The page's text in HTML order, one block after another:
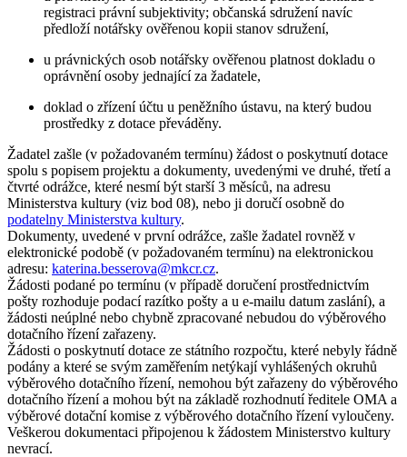
registraci právní subjektivity; občanská sdružení navíc
předloží notářsky ověřenou kopii stanov sdružení,
u právnických osob notářsky ověřenou platnost dokladu o
oprávnění osoby jednající za žadatele,
doklad o zřízení účtu u peněžního ústavu, na který budou
prostředky z dotace převáděny.
Žadatel zašle (v požadovaném termínu) žádost o poskytnutí dotace
spolu s popisem projektu a dokumenty, uvedenými ve druhé, třetí a
čtvrté odrážce, které nesmí být starší 3 měsíců, na adresu
Ministerstva kultury (viz bod 08), nebo ji doručí osobně do
podatelny Ministerstva kultury.
Dokumenty, uvedené v první odrážce, zašle žadatel rovněž v
elektronické podobě (v požadovaném termínu) na elektronickou
adresu: katerina.besserova@mkcr.cz.
Žádosti podané po termínu (v případě doručení prostřednictvím
pošty rozhoduje podací razítko pošty a u e-mailu datum zaslání), a
žádosti neúplné nebo chybně zpracované nebudou do výběrového
dotačního řízení zařazeny.
Žádosti o poskytnutí dotace ze státního rozpočtu, které nebyly řádně
podány a které se svým zaměřením netýkají vyhlášených okruhů
výběrového dotačního řízení, nemohou být zařazeny do výběrového
dotačního řízení a mohou být na základě rozhodnutí ředitele OMA a
výběrové dotační komise z výběrového dotačního řízení vyloučeny.
Veškerou dokumentaci připojenou k žádostem Ministerstvo kultury
nevrací.